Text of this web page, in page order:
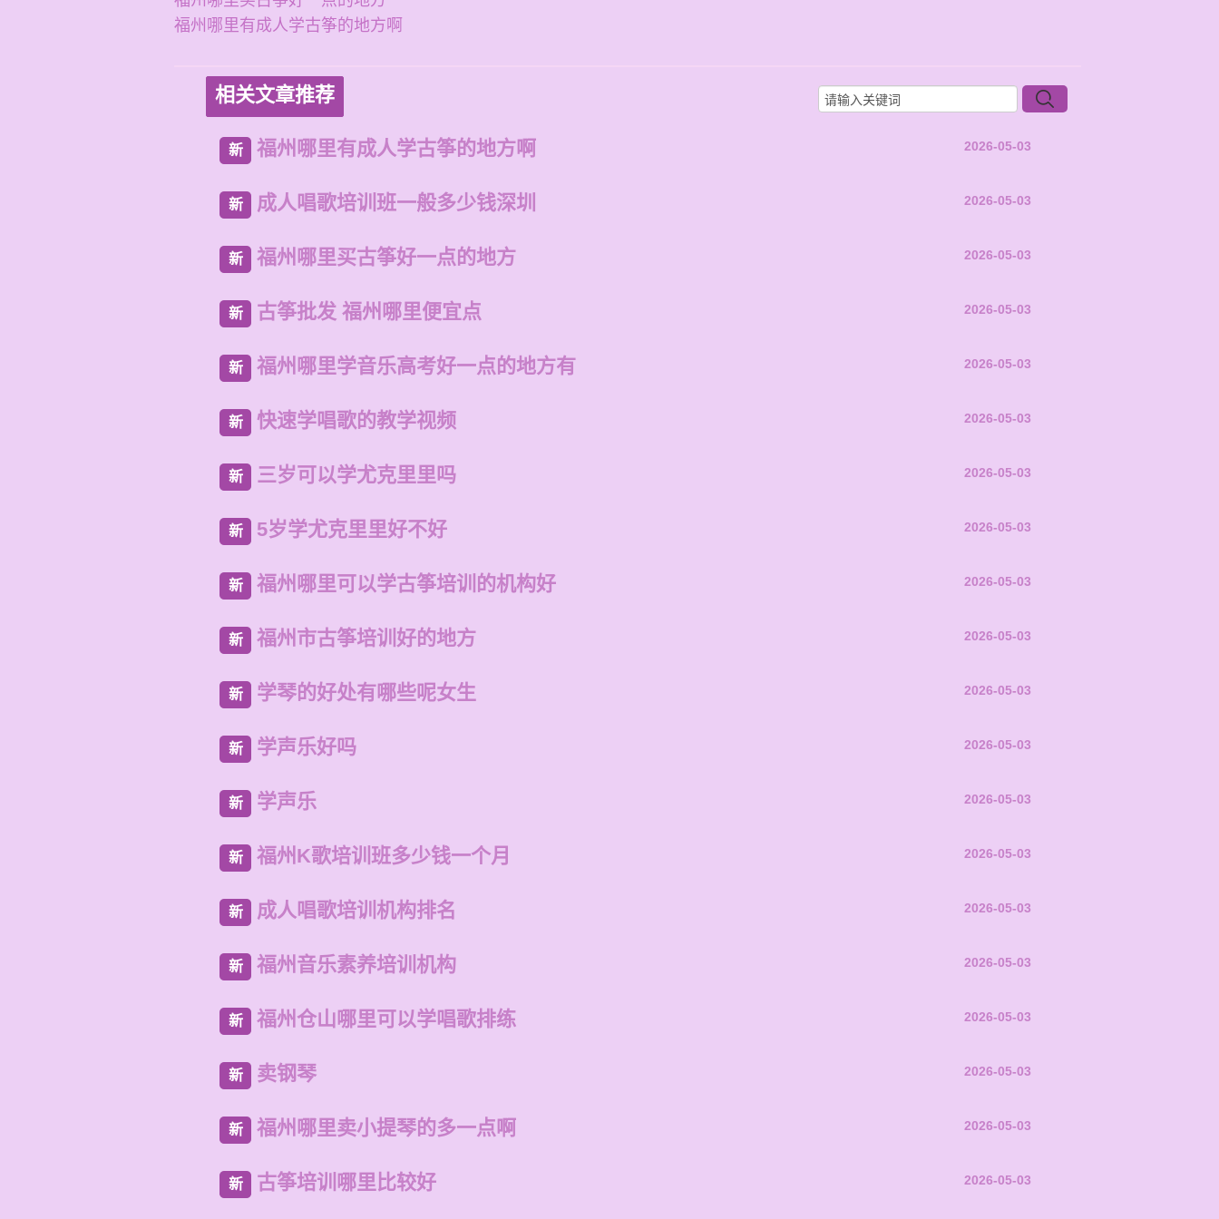
福州哪里有成人学古筝的地方啊
相关文章推荐
新 福州哪里有成人学古筝的地方啊 2026-05-03
新 成人唱歌培训班一般多少钱深圳 2026-05-03
新 福州哪里买古筝好一点的地方 2026-05-03
新 古筝批发 福州哪里便宜点 2026-05-03
新 福州哪里学音乐高考好一点的地方有 2026-05-03
新 快速学唱歌的教学视频 2026-05-03
新 三岁可以学尤克里里吗 2026-05-03
新 5岁学尤克里里好不好 2026-05-03
新 福州哪里可以学古筝培训的机构好 2026-05-03
新 福州市古筝培训好的地方 2026-05-03
新 学琴的好处有哪些呢女生 2026-05-03
新 学声乐好吗 2026-05-03
新 学声乐 2026-05-03
新 福州K歌培训班多少钱一个月 2026-05-03
新 成人唱歌培训机构排名 2026-05-03
新 福州音乐素养培训机构 2026-05-03
新 福州仓山哪里可以学唱歌排练 2026-05-03
新 卖钢琴 2026-05-03
新 福州哪里卖小提琴的多一点啊 2026-05-03
新 古筝培训哪里比较好 2026-05-03